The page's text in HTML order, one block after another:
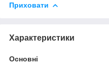
Приховати
Характеристики
Основні